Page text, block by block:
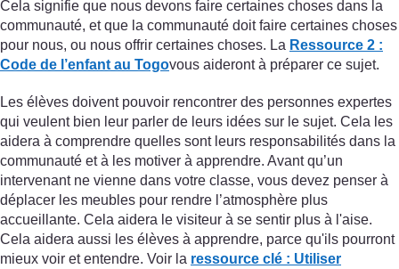
Cela signifie que nous devons faire certaines choses dans la
communauté, et que la communauté doit faire certaines choses
pour nous, ou nous offrir certaines choses. La Ressource 2 :
Code de l’enfant au Togovous aideront à préparer ce sujet.
Les élèves doivent pouvoir rencontrer des personnes expertes
qui veulent bien leur parler de leurs idées sur le sujet. Cela les
aidera à comprendre quelles sont leurs responsabilités dans la
communauté et à les motiver à apprendre. Avant qu’un
intervenant ne vienne dans votre classe, vous devez penser à
déplacer les meubles pour rendre l’atmosphère plus
accueillante. Cela aidera le visiteur à se sentir plus à l'aise.
Cela aidera aussi les élèves à apprendre, parce qu'ils pourront
mieux voir et entendre. Voir la ressource clé : Utiliser